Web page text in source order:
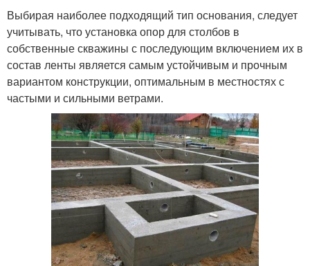
Выбирая наиболее подходящий тип основания, следует
учитывать, что установка опор для столбов в
собственные скважины с последующим включением их в
состав ленты является самым устойчивым и прочным
вариантом конструкции, оптимальным в местностях с
частыми и сильными ветрами.